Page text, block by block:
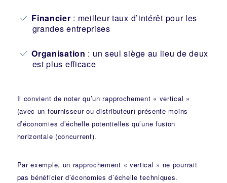
Financier : meilleur taux d’intérêt pour les
grandes entreprises
Organisation : un seul siège au lieu de deux
est plus efficace
Il convient de noter qu’un rapprochement « vertical »
(avec un fournisseur ou distributeur) présente moins
d’économies d’échelle potentielles qu’une fusion
horizontale (concurrent).
Par exemple, un rapprochement « vertical » ne pourrait
pas bénéficier d’économies d’échelle techniques.